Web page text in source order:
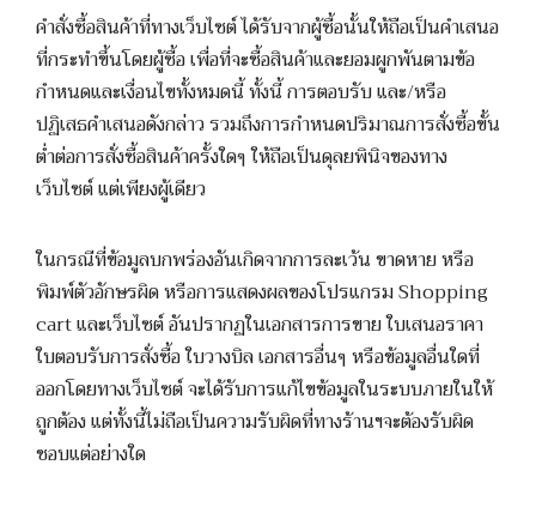
คำสั่งซื้อสินค้าที่ทางเว็บไซต์ ได้รับจากผู้ซื้อนั้นให้ถือเป็นคำเสนอ
ที่กระทำขึ้นโดยผู้ซื้อ เพื่อที่จะซื้อสินค้าและยอมผูกพันตามข้อ
กำหนดและเงื่อนไขทั้งหมดนี้ ทั้งนี้ การตอบรับ และ/หรือ
ปฏิเสธคำเสนอดังกล่าว รวมถึงการกำหนดปริมาณการสั่งซื้อขั้น
ต่ำต่อการสั่งซื้อสินค้าครั้งใดๆ ให้ถือเป็นดุลยพินิจของทาง
เว็บไซต์ แต่เพียงผู้เดียว
ในกรณีที่ข้อมูลบกพร่องอันเกิดจากการละเว้น ขาดหาย หรือ
พิมพ์ตัวอักษรผิด หรือการแสดงผลของโปรแกรม Shopping
cart และเว็บไซต์ อันปรากฏในเอกสารการขาย ใบเสนอราคา
ใบตอบรับการสั่งซื้อ ใบวางบิล เอกสารอื่นๆ หรือข้อมูลอื่นใดที่
ออกโดยทางเว็บไซต์ จะได้รับการแก้ไขข้อมูลในระบบภายในให้
ถูกต้อง แต่ทั้งนี้ไม่ถือเป็นความรับผิดที่ทางร้านฯจะต้องรับผิด
ชอบแต่อย่างใด